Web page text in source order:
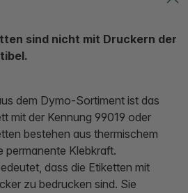
sind nicht mit Druckern der
dem Dymo-Sortiment ist das
mit der Kennung 99019 oder
bestehen aus thermischem
permanente Klebkraft.
dass die Etiketten mit
zu bedrucken sind. Sie